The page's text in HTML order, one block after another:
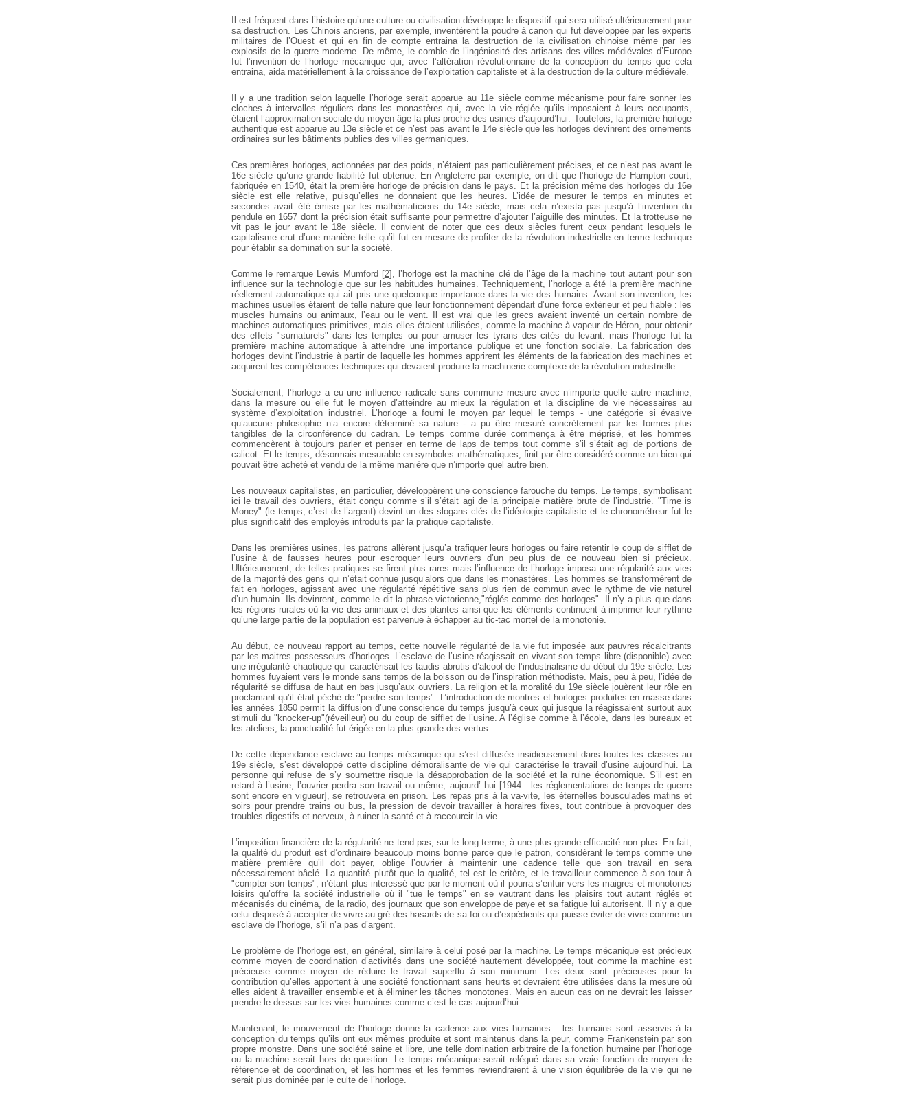
Il est fréquent dans l’histoire qu’une culture ou civilisation développe le dispositif qui sera utilisé ultérieurement pour
sa destruction. Les Chinois anciens, par exemple, inventèrent la poudre à canon qui fut développée par les experts
militaires de l’Ouest et qui en fin de compte entraina la destruction de la civilisation chinoise même par les
explosifs de la guerre moderne. De même, le comble de l’ingéniosité des artisans des villes médiévales d’Europe
fut l’invention de l’horloge mécanique qui, avec l’altération révolutionnaire de la conception du temps que cela
entraina, aida matériellement à la croissance de l’exploitation capitaliste et à la destruction de la culture médiévale.
Il y a une tradition selon laquelle l’horloge serait apparue au 11e siècle comme mécanisme pour faire sonner les
cloches à intervalles réguliers dans les monastères qui, avec la vie réglée qu’ils imposaient à leurs occupants,
étaient l’approximation sociale du moyen âge la plus proche des usines d’aujourd’hui. Toutefois, la première horloge
authentique est apparue au 13e siècle et ce n’est pas avant le 14e siècle que les horloges devinrent des ornements
ordinaires sur les bâtiments publics des villes germaniques.
Ces premières horloges, actionnées par des poids, n’étaient pas particulièrement précises, et ce n’est pas avant le
16e siècle qu’une grande fiabilité fut obtenue. En Angleterre par exemple, on dit que l’horloge de Hampton court,
fabriquée en 1540, était la première horloge de précision dans le pays. Et la précision même des horloges du 16e
siècle est elle relative, puisqu’elles ne donnaient que les heures. L’idée de mesurer le temps en minutes et
secondes avait été émise par les mathématiciens du 14e siècle, mais cela n’exista pas jusqu’à l’invention du
pendule en 1657 dont la précision était suffisante pour permettre d’ajouter l’aiguille des minutes. Et la trotteuse ne
vit pas le jour avant le 18e siècle. Il convient de noter que ces deux siècles furent ceux pendant lesquels le
capitalisme crut d’une manière telle qu’il fut en mesure de profiter de la révolution industrielle en terme technique
pour établir sa domination sur la société.
Comme le remarque Lewis Mumford [2] , l’horloge est la machine clé de l’âge de la machine tout autant pour son
influence sur la technologie que sur les habitudes humaines. Techniquement, l’horloge a été la première machine
réellement automatique qui ait pris une quelconque importance dans la vie des humains. Avant son invention, les
machines usuelles étaient de telle nature que leur fonctionnement dépendait d’une force extérieur et peu fiable : les
muscles humains ou animaux, l’eau ou le vent. Il est vrai que les grecs avaient inventé un certain nombre de
machines automatiques primitives, mais elles étaient utilisées, comme la machine à vapeur de Héron, pour obtenir
des effets "surnaturels" dans les temples ou pour amuser les tyrans des cités du levant. mais l’horloge fut la
première machine automatique à atteindre une importance publique et une fonction sociale. La fabrication des
horloges devint l’industrie à partir de laquelle les hommes apprirent les éléments de la fabrication des machines et
acquirent les compétences techniques qui devaient produire la machinerie complexe de la révolution industrielle.
Socialement, l’horloge a eu une influence radicale sans commune mesure avec n’importe quelle autre machine,
dans la mesure ou elle fut le moyen d’atteindre au mieux la régulation et la discipline de vie nécessaires au
système d’exploitation industriel. L’horloge a fourni le moyen par lequel le temps - une catégorie si évasive
qu’aucune philosophie n’a encore déterminé sa nature - a pu être mesuré concrètement par les formes plus
tangibles de la circonférence du cadran. Le temps comme durée commença à être méprisé, et les hommes
commencèrent à toujours parler et penser en terme de laps de temps tout comme s’il s’était agi de portions de
calicot. Et le temps, désormais mesurable en symboles mathématiques, finit par être considéré comme un bien qui
pouvait être acheté et vendu de la même manière que n’importe quel autre bien.
Les nouveaux capitalistes, en particulier, développèrent une conscience farouche du temps. Le temps, symbolisant
ici le travail des ouvriers, était conçu comme s’il s’était agi de la principale matière brute de l’industrie. "Time is
Money" (le temps, c’est de l’argent) devint un des slogans clés de l’idéologie capitaliste et le chronométreur fut le
plus significatif des employés introduits par la pratique capitaliste.
Dans les premières usines, les patrons allèrent jusqu’a trafiquer leurs horloges ou faire retentir le coup de sifflet de
l’usine à de fausses heures pour escroquer leurs ouvriers d’un peu plus de ce nouveau bien si précieux.
Ultérieurement, de telles pratiques se firent plus rares mais l’influence de l’horloge imposa une régularité aux vies
de la majorité des gens qui n’était connue jusqu’alors que dans les monastères. Les hommes se transformèrent de
fait en horloges, agissant avec une régularité répétitive sans plus rien de commun avec le rythme de vie naturel
d’un humain. Ils devinrent, comme le dit la phrase victorienne,"réglés comme des horloges". Il n’y a plus que dans
les régions rurales où la vie des animaux et des plantes ainsi que les éléments continuent à imprimer leur rythme
qu’une large partie de la population est parvenue à échapper au tic-tac mortel de la monotonie.
Au début, ce nouveau rapport au temps, cette nouvelle régularité de la vie fut imposée aux pauvres récalcitrants
par les maitres possesseurs d’horloges. L’esclave de l’usine réagissait en vivant son temps libre (disponible) avec
une irrégularité chaotique qui caractérisait les taudis abrutis d’alcool de l’industrialisme du début du 19e siècle. Les
hommes fuyaient vers le monde sans temps de la boisson ou de l’inspiration méthodiste. Mais, peu à peu, l’idée de
régularité se diffusa de haut en bas jusqu’aux ouvriers. La religion et la moralité du 19e siècle jouèrent leur rôle en
proclamant qu’il était péché de "perdre son temps". L’introduction de montres et horloges produites en masse dans
les années 1850 permit la diffusion d’une conscience du temps jusqu’à ceux qui jusque la réagissaient surtout aux
stimuli du "knocker-up"(réveilleur) ou du coup de sifflet de l’usine. A l’église comme à l’école, dans les bureaux et
les ateliers, la ponctualité fut érigée en la plus grande des vertus.
De cette dépendance esclave au temps mécanique qui s’est diffusée insidieusement dans toutes les classes au
19e siècle, s’est développé cette discipline démoralisante de vie qui caractérise le travail d’usine aujourd’hui. La
personne qui refuse de s’y soumettre risque la désapprobation de la société et la ruine économique. S’il est en
retard à l’usine, l’ouvrier perdra son travail ou même, aujourd’ hui [1944 : les réglementations de temps de guerre
sont encore en vigueur], se retrouvera en prison. Les repas pris à la va-vite, les éternelles bousculades matins et
soirs pour prendre trains ou bus, la pression de devoir travailler à horaires fixes, tout contribue à provoquer des
troubles digestifs et nerveux, à ruiner la santé et à raccourcir la vie.
L’imposition financière de la régularité ne tend pas, sur le long terme, à une plus grande efficacité non plus. En fait,
la qualité du produit est d’ordinaire beaucoup moins bonne parce que le patron, considérant le temps comme une
matière première qu’il doit payer, oblige l’ouvrier à maintenir une cadence telle que son travail en sera
nécessairement bâclé. La quantité plutôt que la qualité, tel est le critère, et le travailleur commence à son tour à
"compter son temps", n’étant plus interessé que par le moment où il pourra s’enfuir vers les maigres et monotones
loisirs qu’offre la société industrielle où il "tue le temps" en se vautrant dans les plaisirs tout autant réglés et
mécanisés du cinéma, de la radio, des journaux que son enveloppe de paye et sa fatigue lui autorisent. Il n’y a que
celui disposé à accepter de vivre au gré des hasards de sa foi ou d’expédients qui puisse éviter de vivre comme un
esclave de l’horloge, s’il n’a pas d’argent.
Le problème de l’horloge est, en général, similaire à celui posé par la machine. Le temps mécanique est précieux
comme moyen de coordination d’activités dans une société hautement développée, tout comme la machine est
précieuse comme moyen de réduire le travail superflu à son minimum. Les deux sont précieuses pour la
contribution qu’elles apportent à une société fonctionnant sans heurts et devraient être utilisées dans la mesure où
elles aident à travailler ensemble et à éliminer les tâches monotones. Mais en aucun cas on ne devrait les laisser
prendre le dessus sur les vies humaines comme c’est le cas aujourd’hui.
Maintenant, le mouvement de l’horloge donne la cadence aux vies humaines : les humains sont asservis à la
conception du temps qu’ils ont eux mêmes produite et sont maintenus dans la peur, comme Frankenstein par son
propre monstre. Dans une société saine et libre, une telle domination arbitraire de la fonction humaine par l’horloge
ou la machine serait hors de question. Le temps mécanique serait relégué dans sa vraie fonction de moyen de
référence et de coordination, et les hommes et les femmes reviendraient à une vision équilibrée de la vie qui ne
serait plus dominée par le culte de l’horloge.